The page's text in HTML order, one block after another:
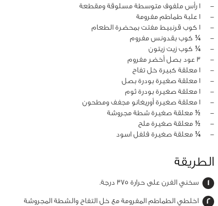
‏-
1 رأس ملفوف متوسطة مسلوقة ومقطعة
‏-
1 علبة طماطم مفرومة
‏-
1 كوب قرنبيط مفتت بمحضرة الطعام
‏-
¼ كوب بقدونس مفروم
‏-
¼ كوب زيت زيتون
‏-
3 عود بصل أخضر مفروم
‏-
1 معلقة كبيرة خل تفاح
‏-
1 معلقة صغيرة بودرة بصل
‏-
1 معلقة صغيرة بودرة ثوم
‏-
1 معلقة صغيرة أوريغانو مجفف ومطحون
‏-
½ معلقة صغيرة شطة مجروشة
‏-
½ معلقة صغيرة ملح
‏-
¼ معلقة صغيرة فلفل اسود
الطريقة
سخني الفرن على حرارة 375 درجة.
اخلطي الطماطم المفرومة مع خل التفاح والشطة المجروشة